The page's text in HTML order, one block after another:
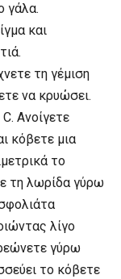
γάλα.
και
τη γέμιση
να κρυώσει.
Ανοίγετε
κόβετε μια
το
τη λωρίδα γύρω
λίγο
γύρω
το κόβετε